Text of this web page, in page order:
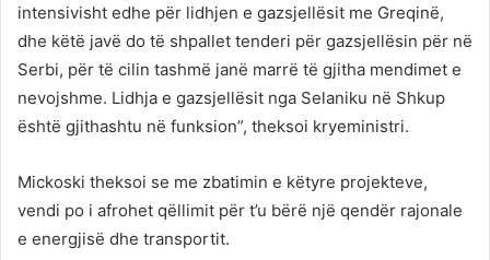
intensivisht edhe për lidhjen e gazsjellësit me Greqinë,
dhe këtë javë do të shpallet tenderi për gazsjellësin për në
Serbi, për të cilin tashmë janë marrë të gjitha mendimet e
nevojshme. Lidhja e gazsjellësit nga Selaniku në Shkup
është gjithashtu në funksion”, theksoi kryeministri.
Mickoski theksoi se me zbatimin e këtyre projekteve,
vendi po i afrohet qëllimit për t’u bërë një qendër rajonale
e energjisë dhe transportit.